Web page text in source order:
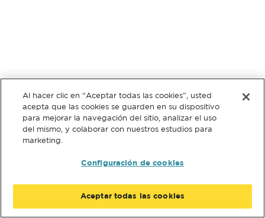
Al hacer clic en “Aceptar todas las cookies”, usted
acepta que las cookies se guarden en su dispositivo
para mejorar la navegación del sitio, analizar el uso
del mismo, y colaborar con nuestros estudios para
marketing.
Configuración de cookies
Aceptar todas las cookies